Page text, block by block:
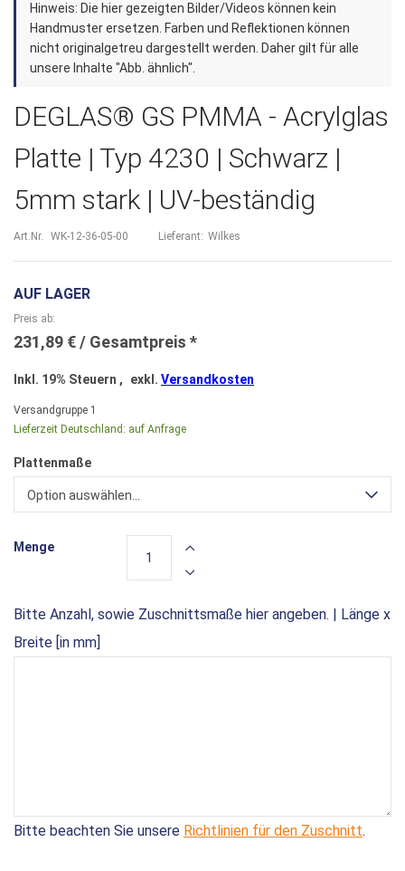
Anfang
der
Bildergalerie
Hinweis: Die hier gezeigten Bilder/Videos können kein
Handmuster ersetzen. Farben und Reflektionen können
nicht originalgetreu dargestellt werden. Daher gilt für alle
unsere Inhalte "Abb. ähnlich".
DEGLAS® GS PMMA - Acrylglas
Platte | Typ 4230 | Schwarz |
5mm stark | UV-beständig
Art.Nr. WK-12-36-05-00 Lieferant: Wilkes
AUF LAGER
Preis ab
231,89 €
Inkl. 19% Steuern , exkl. Versandkosten
Versandgruppe 1
Lieferzeit Deutschland: auf Anfrage
Plattenmaße
Option auswählen...
Bitte Anzahl, sowie Zuschnittsmaße hier angeben. | Länge x
Breite [in mm]
Bitte beachten Sie unsere Richtlinien für den Zuschnitt.
Menge